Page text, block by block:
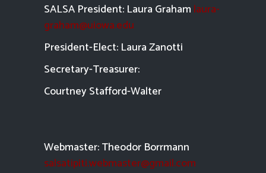
SALSA President: Laura Graham laura-
graham@uiowa.edu
President-Elect: Laura Zanotti
Secretary-Treasurer:
Courtney Stafford-Walter
Webmaster: Theodor Borrmann
salsatipiti.webmaster@gmail.com